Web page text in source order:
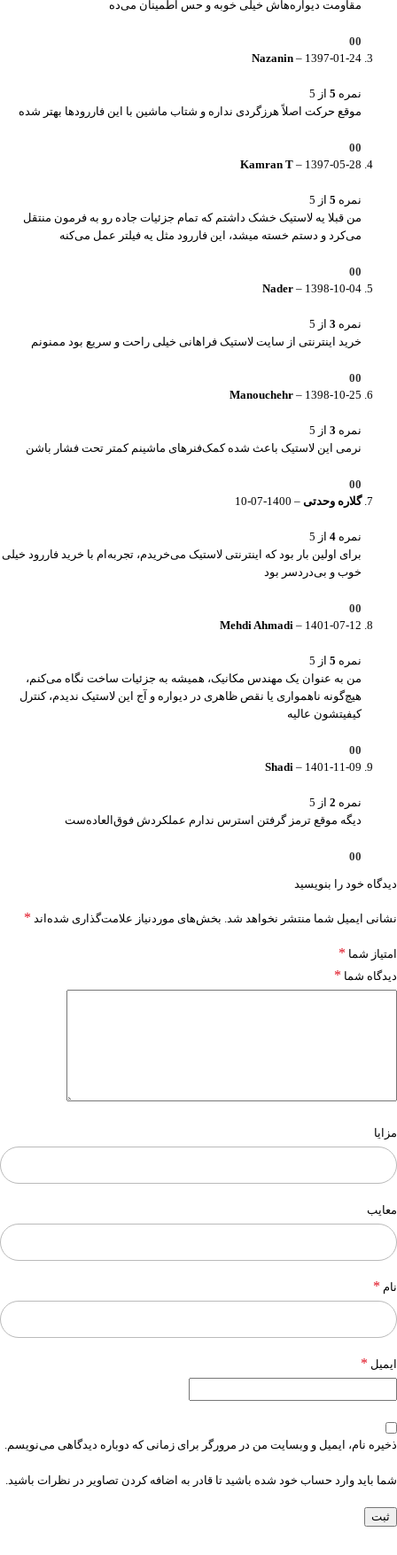
مقاومت دیواره‌هاش خیلی خوبه و حس اطمینان می‌ده
0
0
Nazanin – 1397-01-24
نمره 5 از 5
موقع حرکت اصلاً هرزگردی نداره و شتاب ماشین با این فاررود‌ها بهتر شده
0
0
Kamran T – 1397-05-28
نمره 5 از 5
من قبلا یه لاستیک خشک داشتم که تمام جزئیات جاده رو به فرمون منتقل
می‌کرد و دستم خسته میشد، این فاررود مثل یه فیلتر عمل می‌کنه
0
0
Nader – 1398-10-04
نمره 3 از 5
خرید اینترنتی از سایت لاستیک فراهانی خیلی راحت و سریع بود ممنونم
0
0
Manouchehr – 1398-10-25
نمره 3 از 5
نرمی این لاستیک باعث شده کمک‌فنرهای ماشینم کمتر تحت فشار باشن
0
0
گلاره وحدتی –
1400-07-10
نمره 4 از 5
برای اولین بار بود که اینترنتی لاستیک می‌خریدم، تجربه‌ام با خرید فاررود خیلی
خوب و بی‌دردسر بود
0
0
Mehdi Ahmadi – 1401-07-12
نمره 5 از 5
من به عنوان یک مهندس مکانیک، همیشه به جزئیات ساخت نگاه می‌کنم،
هیچ‌گونه ناهمواری یا نقص ظاهری در دیواره و آج این لاستیک ندیدم، کنترل
کیفیتشون عالیه
0
0
Shadi – 1401-11-09
نمره 2 از 5
دیگه موقع ترمز گرفتن استرس ندارم عملکردش فوق‌العاده‌ست
0
0
دیدگاه خود را بنویسید
نشانی ایمیل شما منتشر نخواهد شد. بخش‌های موردنیاز علامت‌گذاری شده‌اند *
امتیاز شما *
دیدگاه شما *
مزایا
معایب
نام *
ایمیل *
ذخیره نام، ایمیل و وبسایت من در مرورگر برای زمانی که دوباره دیدگاهی می‌نویسم.
شما باید وارد حساب خود شده باشید تا قادر به اضافه کردن تصاویر در نظرات باشید.